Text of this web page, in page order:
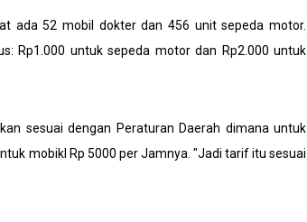
ada 52 mobil dokter dan 456 unit sepeda motor.
Rp1.000 untuk sepeda motor dan Rp2.000 untuk
sesuai dengan Peraturan Daerah dimana untuk
mobikl Rp 5000 per Jamnya. "Jadi tarif itu sesuai